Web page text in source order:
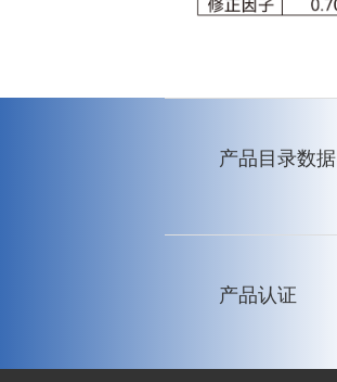
产品目录数据
产品认证